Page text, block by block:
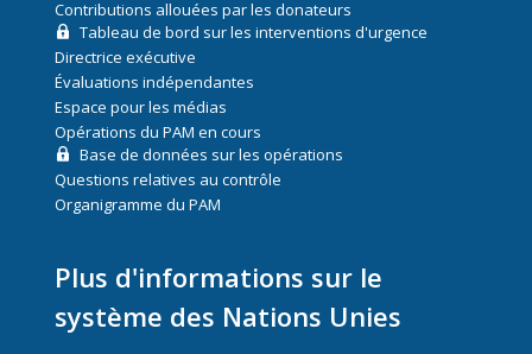
Contributions allouées par les donateurs
Tableau de bord sur les interventions d'urgence
Directrice exécutive
Évaluations indépendantes
Espace pour les médias
Opérations du PAM en cours
Base de données sur les opérations
Questions relatives au contrôle
Organigramme du PAM
Plus d'informations sur le
système des Nations Unies